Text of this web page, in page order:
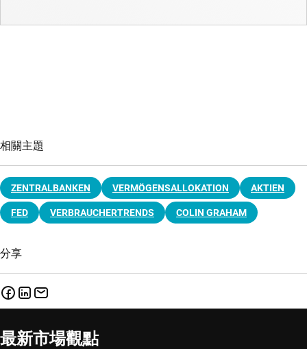
相關主題
ZENTRALBANKEN VERMÖGENSALLOKATION AKTIEN
FED VERBRAUCHERTRENDS COLIN GRAHAM
分享
最新市場觀點